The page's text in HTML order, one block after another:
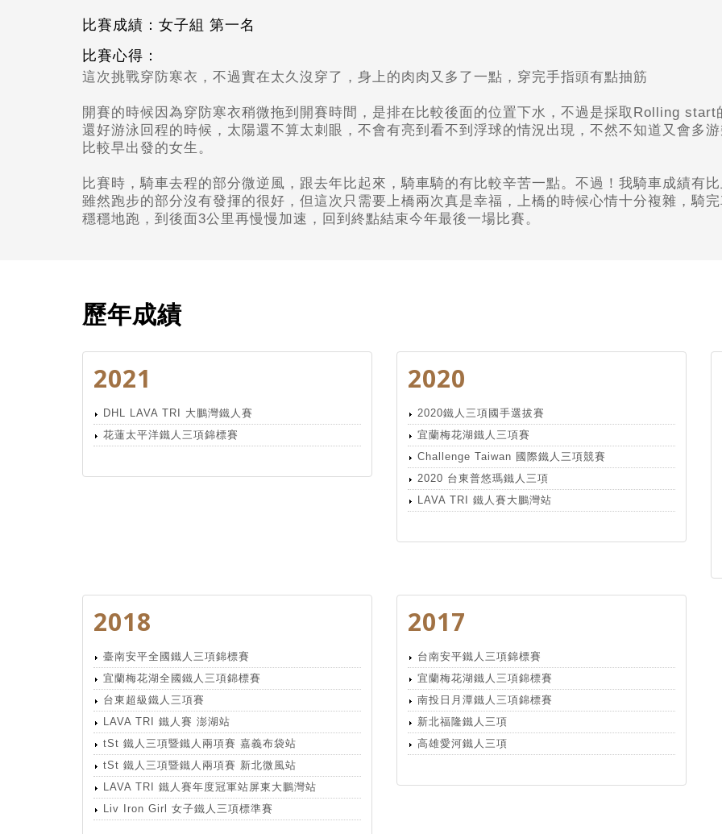
比賽成績：女子組 第一名
比賽心得：
這次挑戰穿防寒衣，不過實在太久沒穿了， 身上的肉肉又多了一點， 穿完手指頭有點抽筋
開賽的時候因為穿防寒衣稍微拖到開賽時間， 是排在比較後面的位置下水， 不過是採取Rolling start
還好游泳回程的時候，太陽還不算太刺眼， 不會有亮到看不到浮球的情況出現， 不然不知道又會多
比較早出發的女生。
比賽時，騎車去程的部分微逆風， 跟去年比起來，騎車騎的有比較辛苦一點。 不過！我騎車成績有
雖然跑步的部分沒有發揮的很好， 但這次只需要上橋兩次真是幸福， 上橋的時候心情十分複雜， 騎
穩穩地跑， 到後面3公里再慢慢加速， 回到終點結束今年最後一場比賽。
歷年成績
2021
DHL LAVA TRI 大鵬灣鐵人賽
花蓮太平洋鐵人三項錦標賽
2020
2020鐵人三項國手選拔賽
宜蘭梅花湖鐵人三項賽
Challenge Taiwan 國際鐵人三項競賽
2020 台東普悠瑪鐵人三項
LAVA TRI 鐵人賽大鵬灣站
2018
臺南安平全國鐵人三項錦標賽
宜蘭梅花湖全國鐵人三項錦標賽
台東超級鐵人三項賽
LAVA TRI 鐵人賽 澎湖站
tSt 鐵人三項暨鐵人兩項賽 嘉義布袋站
tSt 鐵人三項暨鐵人兩項賽 新北微風站
LAVA TRI 鐵人賽年度冠軍站屏東大鵬灣站
Liv Iron Girl 女子鐵人三項標準賽
2017
台南安平鐵人三項錦標賽
宜蘭梅花湖鐵人三項錦標賽
南投日月潭鐵人三項錦標賽
新北福隆鐵人三項
高雄愛河鐵人三項